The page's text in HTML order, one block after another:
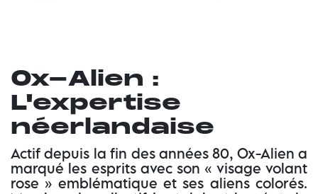
Ox-Alien :
L'expertise
néerlandaise
Actif depuis la fin des années 80, Ox-Alien a
marqué les esprits avec son « visage volant
rose » emblématique et ses aliens colorés.